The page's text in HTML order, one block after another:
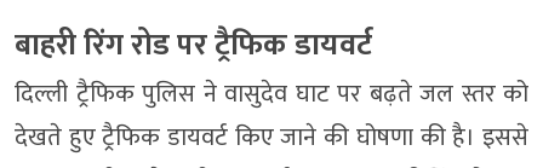
बाहरी रिंग रोड पर ट्रैफिक डायवर्ट
दिल्ली ट्रैफिक पुलिस ने वासुदेव घाट पर बढ़ते जल स्तर को
देखते हुए ट्रैफिक डायवर्ट किए जाने की घोषणा की है। इससे